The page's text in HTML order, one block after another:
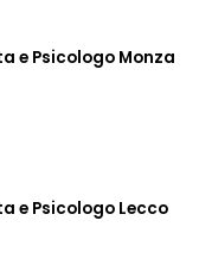
e Psicologo Monza
e Psicologo Lecco